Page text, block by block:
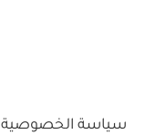
سياسة الخصوصية